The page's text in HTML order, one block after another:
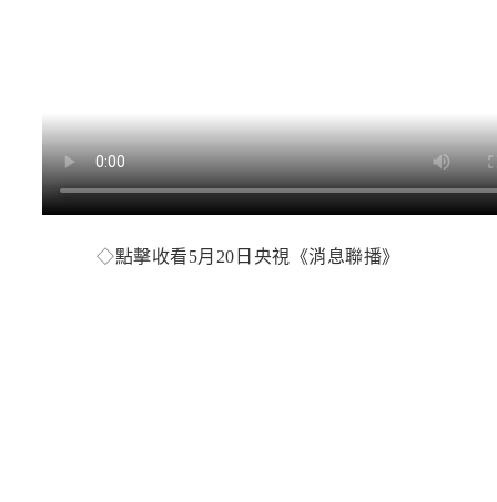
◇點擊收看5月20日央視《消息聯播》